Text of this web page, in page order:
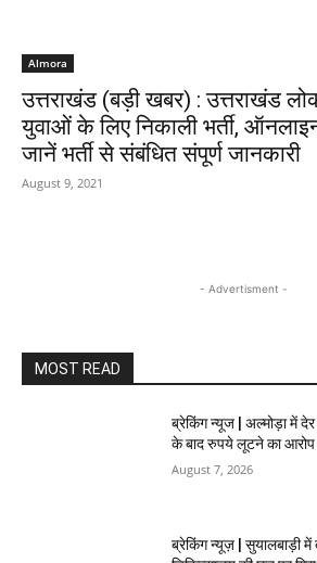
Almora
उत्तराखंड (बड़ी खबर) : उत्तराखंड
युवाओं के लिए निकाली भर्ती,
जानें भर्ती से संबंधित संपूर्ण जानकारी
August 9, 2021
- Advertisment -
MOST READ
ब्रेकिंग न्यूज | अल्मोड़ा में
के बाद रुपये लूटने का आरोप
August 7, 2026
ब्रेकिंग न्यूज़ | सुयालबाड़ी में